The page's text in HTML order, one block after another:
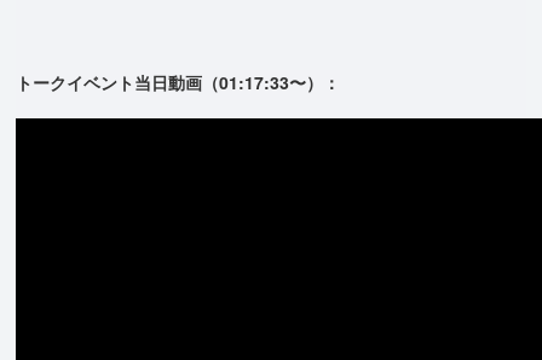
トークイベント当日動画（01:17:33〜）：